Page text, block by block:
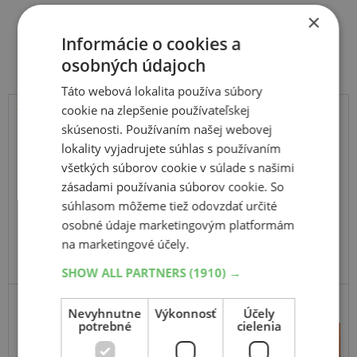
Súvisiace produkty
Kumho
Road Venture AT61
104S
+
–
×
Informácie o cookies a
osobných údajoch
Táto webová lokalita používa súbory
cookie na zlepšenie používateľskej
skúsenosti. Používaním našej webovej
lokality vyjadrujete súhlas s používaním
všetkých súborov cookie v súlade s našimi
zásadami používania súborov cookie. So
súhlasom môžeme tiež odovzdať určité
osobné údaje marketingovým platformám
na marketingové účely.
SHOW ALL PARTNERS(1910) →
Nevyhnutne
potrebné
Výkonnosť
Účely
cielenia